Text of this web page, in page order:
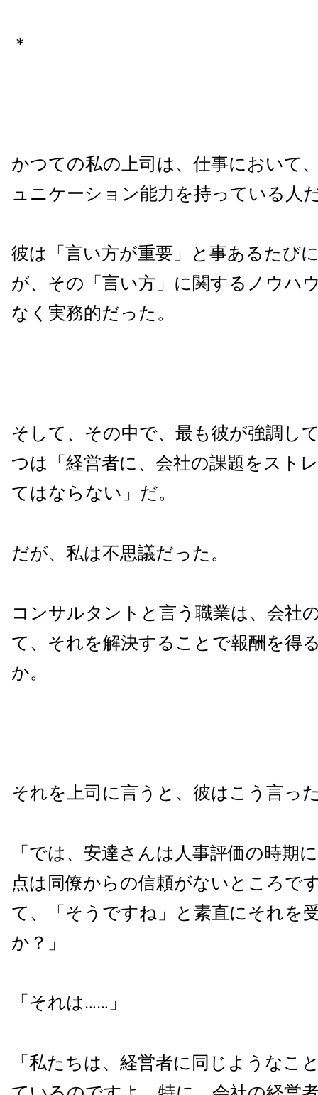
＊
かつての私の上司は、仕事において
ュニケーション能力を持っている人
彼は「言い方が重要」と事あるたび
が、その「言い方」に関するノウハ
なく実務的だった。
そして、その中で、最も彼が強調し
つは「経営者に、会社の課題をスト
てはならない」だ。
だが、私は不思議だった。
コンサルタントと言う職業は、会社
て、それを解決することで報酬を得
か。
それを上司に言うと、彼はこう言っ
「では、安達さんは人事評価の時期
点は同僚からの信頼がないところで
て、「そうですね」と素直にそれを
か？」
「それは……」
「私たちは、経営者に同じようなこ